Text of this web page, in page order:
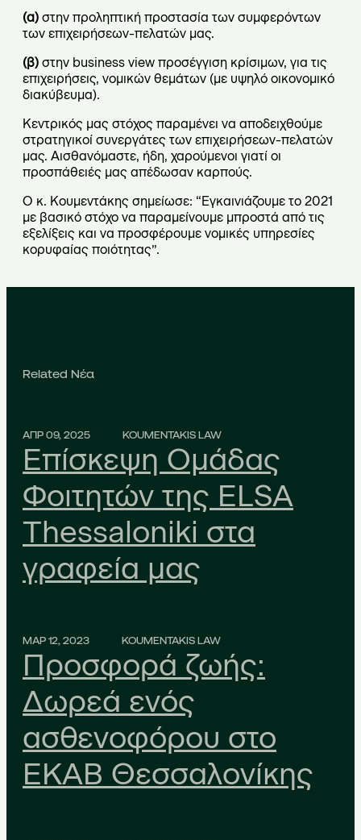
(α) στην προληπτική προστασία των συμφερόντων
των επιχειρήσεων-πελατών μας.
(β) στην business view προσέγγιση κρίσιμων, για τις
επιχειρήσεις, νομικών θεμάτων (με υψηλό οικονομικό
διακύβευμα).
Κεντρικός μας στόχος παραμένει να αποδειχθούμε
στρατηγικοί συνεργάτες των επιχειρήσεων-πελατών
μας. Αισθανόμαστε, ήδη, χαρούμενοι γιατί οι
προσπάθειές μας απέδωσαν καρπούς.
Ο κ. Κουμεντάκης σημείωσε: “Εγκαινιάζουμε το 2021
με βασικό στόχο να παραμείνουμε μπροστά από τις
εξελίξεις και να προσφέρουμε νομικές υπηρεσίες
κορυφαίας ποιότητας”.
Related Νέα
ΑΠΡ 09, 2025 KOUMENTAKIS LAW
Επίσκεψη Ομάδας
Φοιτητών της ELSA
Thessaloniki στα
γραφεία μας
ΜΑΡ 12, 2023 KOUMENTAKIS LAW
Προσφορά ζωής:
Δωρεά ενός
ασθενοφόρου στο
ΕΚΑΒ Θεσσαλονίκης